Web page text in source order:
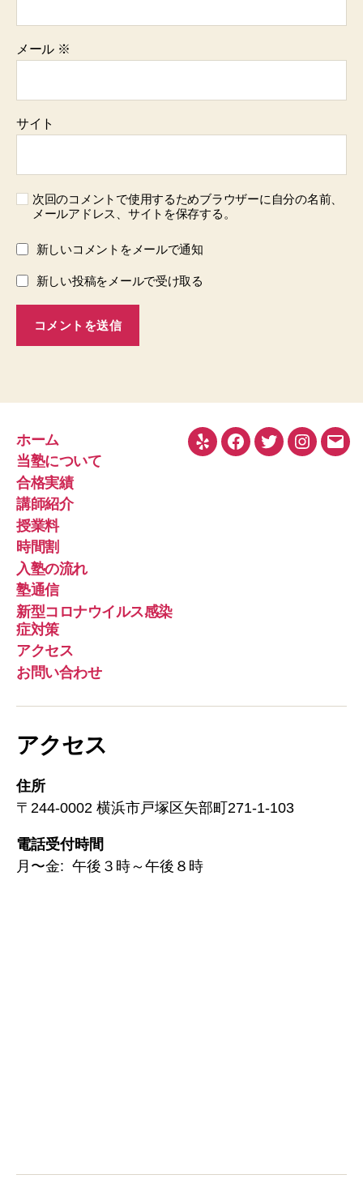
メール ※
サイト
次回のコメントで使用するためブラウザーに自分の名前、
メールアドレス、サイトを保存する。
新しいコメントをメールで通知
新しい投稿をメールで受け取る
ホーム
当塾について
合格実績
講師紹介
授業料
時間割
入塾の流れ
塾通信
新型コロナウイルス感染
症対策
アクセス
お問い合わせ
Yelp Facebook
Twitter
メ
アクセス
住所
〒244-0002 横浜市戸塚区矢部町271-1-103
電話受付時間
月〜金: 午後３時～午後８時